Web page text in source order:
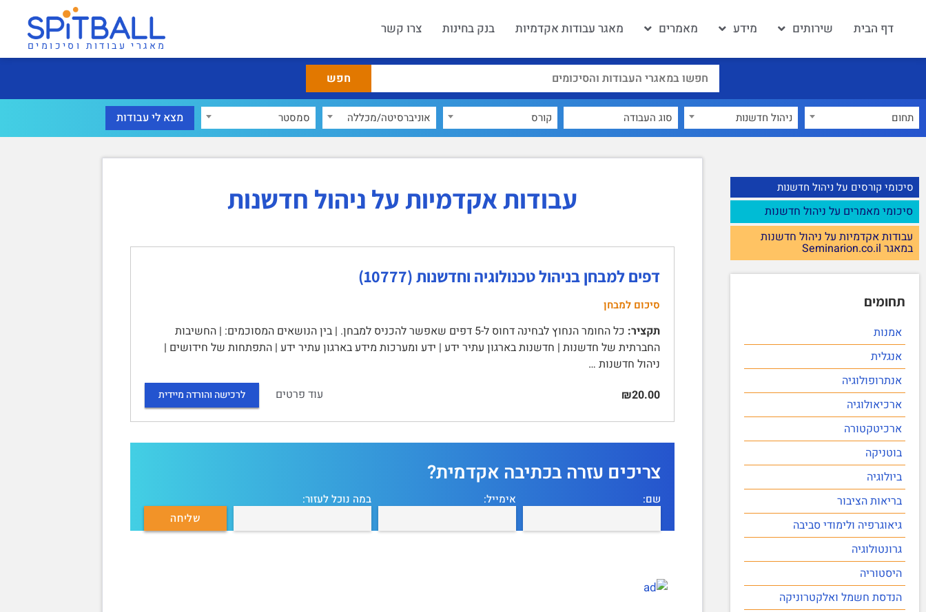
דף הבית שירותים מידע מאמרים מאגר עבודות אקדמיות בנק בחינות צרו קשר
מאגרי עבודות וסיכומים
תחום ניהול חדשנות קורס אוניברסיטה/מכללה סמסטר
סיכומי קורסים על ניהול חדשנות
סיכומי מאמרים על ניהול חדשנות
עבודות אקדמיות על ניהול חדשנות
במאגר Seminarion.co.il
תחומים
אמנות
אנגלית
אנתרופולוגיה
ארכיאולוגיה
ארכיטקטורה
בוטניקה
ביולוגיה
בריאות הציבור
גיאוגרפיה ולימודי סביבה
גרונטולוגיה
היסטוריה
הנדסת חשמל ואלקטרוניקה
עבודות אקדמיות על ניהול חדשנות
דפים למבחן בניהול טכנולוגיה וחדשנות (10777)
סיכום למבחן
תקציר:
כל החומר הנחוץ לבחינה דחוס ל-5 דפים שאפשר להכניס למבחן. | בין הנושאים המסוכמים: | החשיבות
החברתית של חדשנות | חדשנות בארגון עתיר ידע | ידע ומערכות מידע בארגון עתיר ידע | התפתחות של חידושים |
ניהול חדשנות …
₪20.00
עוד פרטים לרכישה והורדה מיידית
צריכים עזרה בכתיבה אקדמית?
שם: אימייל: במה נוכל לעזור: